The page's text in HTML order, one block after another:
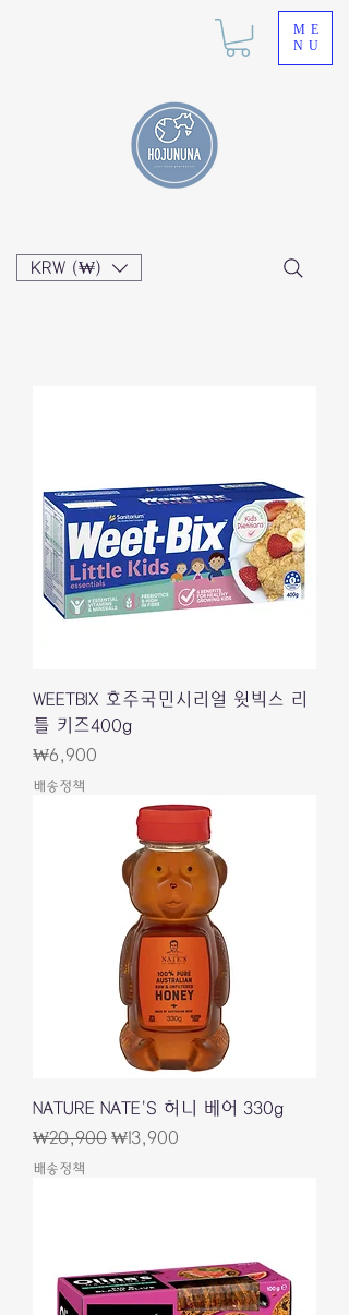
ME
NU
KRW (₩)
WEETBIX 호주국민시리얼 윗빅스 리
틀 키즈400g
가격
₩6,900
배송정책
NATURE NATE'S 허니 베어 330g
일반가
₩20,900 할인가
₩13,900
배송정책